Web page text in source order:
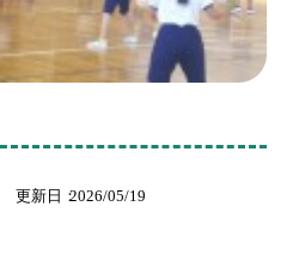
更新日 2026/05/19